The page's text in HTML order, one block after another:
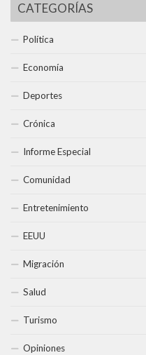
CATEGORÍAS
Política
Economía
Deportes
Crónica
Informe Especial
Comunidad
Entretenimiento
EEUU
Migración
Salud
Turismo
Opiniones